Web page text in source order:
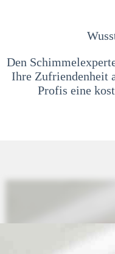
Den
Ihre Zufriendenheit
Profis eine